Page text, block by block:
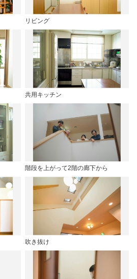
リビング
共用キッチン
階段を上がって2階の廊下から
吹き抜け